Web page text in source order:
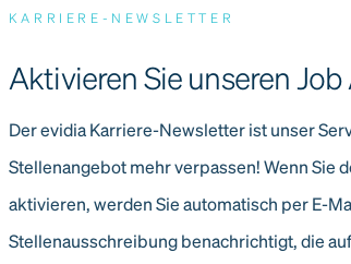
KARRIERE-NEWSLETTER
Aktivieren Sie unseren Job
Der evidia Karriere-Newsletter ist unser
Stellenangebot mehr verpassen! Wenn Sie
aktivieren, werden Sie automatisch per E-
Stellenausschreibung benachrichtigt, die